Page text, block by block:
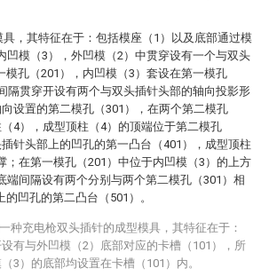
，其特征在于：包括模座（1）以及底部通过模
凹模（3），外凹模（2）中贯穿设有一个与双头
模孔（201），内凹模（3）套设在第一模孔
隔贯穿开设有两个与双头插针头部的轴向投影形
设置的第二模孔（301），在两个第二模孔
（4），成型顶柱（4）的顶端位于第二模孔
插针头部上的凹孔的第一凸台（401），成型顶柱
；在第一模孔（201）中位于内凹模（3）的上方
端间隔设有两个分别与两个第二模孔（301）相
凹孔的第二凸台（501）。
种充电枪双头插针的成型模具，其特征在于：
有与外凹模（2）底部对应的卡槽（101），所
3）的底部均设置在卡槽（101）内。